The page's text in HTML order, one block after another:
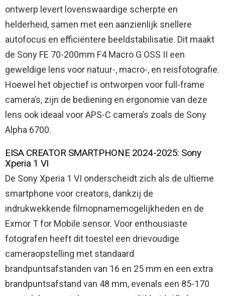
ontwerp levert lovenswaardige scherpte en
helderheid, samen met een aanzienlijk snellere
autofocus en efficiëntere beeldstabilisatie. Dit maakt
de Sony FE 70-200mm F4 Macro G OSS II een
geweldige lens voor natuur-, macro-, en reisfotografie.
Hoewel het objectief is ontworpen voor full-frame
camera’s, zijn de bediening en ergonomie van deze
lens ook ideaal voor APS-C camera’s zoals de Sony
Alpha 6700.
EISA CREATOR SMARTPHONE 2024-2025: Sony
Xperia 1 VI
De Sony Xperia 1 VI onderscheidt zich als de ultieme
smartphone voor creators, dankzij de
indrukwekkende filmopnamemogelijkheden en de
Exmor T for Mobile sensor. Voor enthousiaste
fotografen heeft dit toestel een drievoudige
cameraopstelling met standaard
brandpuntsafstanden van 16 en 25 mm en een extra
brandpuntsafstand van 48 mm, evenals een 85-170